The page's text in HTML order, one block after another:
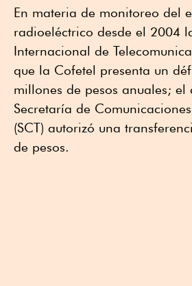
En materia de monitoreo del
radioeléctrico desde el 2004
Internacional de
que la Cofetel presenta un
millones de pesos anuales;
Secretaría de
(SCT) autorizó una
de pesos.